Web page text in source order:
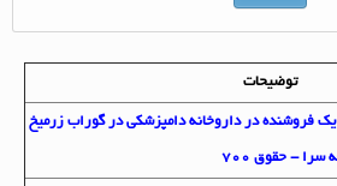
توضیحات
در داروخانه دامپزشکی در گوراب زرمیخ
- حقوق 700